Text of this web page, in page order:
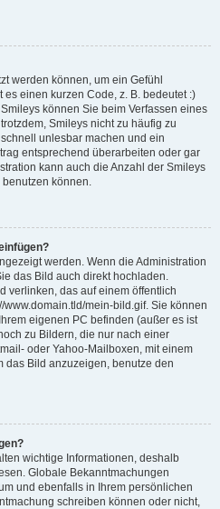
werden können, um ein Gefühl
einen kurzen Code, z. B. bedeutet :)
können Sie beim Verfassen eines
Smileys nicht zu häufig zu
unlesbar machen und ein
entsprechend überarbeiten oder gar
kann auch die Anzahl der Smileys
können.
werden. Wenn die Administration
das Bild auch direkt hochladen.
verlinken, das auf einem öffentlich
mein-bild.gif. Sie können
eigenen PC befinden (außer es ist
zu Bildern, die nur nach einer
oder Yahoo-Mailboxen, mit einem
das Bild anzuzeigen, benutze den
wichtige Informationen, deshalb
Globale Bekanntmachungen
und ebenfalls in Ihrem persönlichen
schreiben können oder nicht,